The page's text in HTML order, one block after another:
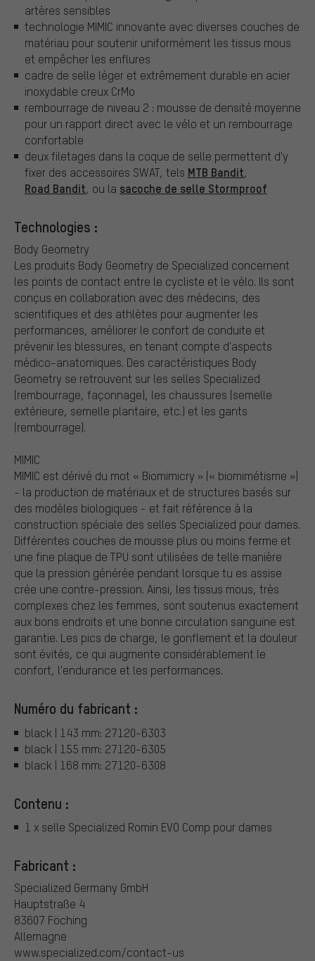
artères sensibles
technologie MIMIC innovante avec diverses couches de
matériau pour soutenir uniformément les tissus mous
et empêcher les enflures
cadre de selle léger et extrêmement durable en acier
inoxydable creux CrMo
rembourrage de niveau 2 : mousse de densité moyenne
pour un rapport direct avec le vélo et un rembourrage
confortable
deux filetages dans la coque de selle permettent d'y
fixer des accessoires SWAT, tels MTB Bandit,
Road Bandit, ou la sacoche de selle Stormproof
Technologies :
Body Geometry
Les produits Body Geometry de Specialized concernent
les points de contact entre le cycliste et le vélo. Ils sont
conçus en collaboration avec des médecins, des
scientifiques et des athlètes pour augmenter les
performances, améliorer le confort de conduite et
prévenir les blessures, en tenant compte d'aspects
médico-anatomiques. Des caractéristiques Body
Geometry se retrouvent sur les selles Specialized
(rembourrage, façonnage), les chaussures (semelle
extérieure, semelle plantaire, etc.) et les gants
(rembourrage).
MIMIC
MIMIC est dérivé du mot « Biomimicry » (« biomimétisme »)
- la production de matériaux et de structures basés sur
des modèles biologiques - et fait référence à la
construction spéciale des selles Specialized pour dames.
Différentes couches de mousse plus ou moins ferme et
une fine plaque de TPU sont utilisées de telle manière
que la pression générée pendant lorsque tu es assise
crée une contre-pression. Ainsi, les tissus mous, très
complexes chez les femmes, sont soutenus exactement
aux bons endroits et une bonne circulation sanguine est
garantie. Les pics de charge, le gonflement et la douleur
sont évités, ce qui augmente considérablement le
confort, l'endurance et les performances.
Numéro du fabricant :
black | 143 mm: 27120-6303
black | 155 mm: 27120-6305
black | 168 mm: 27120-6308
Contenu :
1 x selle Specialized Romin EVO Comp pour dames
Fabricant :
Specialized Germany GmbH
Hauptstraße 4
83607 Föching
Allemagne
www.specialized.com/contact-us